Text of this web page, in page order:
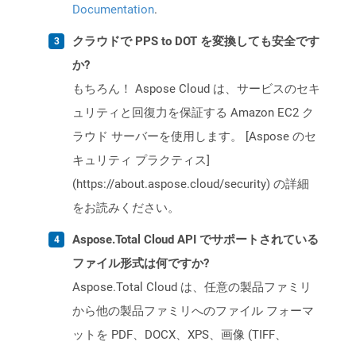
Documentation.
クラウドで PPS to DOT を変換しても安全です
か?
もちろん！ Aspose Cloud は、サービスのセキ
ュリティと回復力を保証する Amazon EC2 ク
ラウド サーバーを使用します。 [Aspose のセ
キュリティ プラクティス]
(https://about.aspose.cloud/security) の詳細
をお読みください。
Aspose.Total Cloud API でサポートされている
ファイル形式は何ですか?
Aspose.Total Cloud は、任意の製品ファミリ
から他の製品ファミリへのファイル フォーマ
ットを PDF、DOCX、XPS、画像 (TIFF、